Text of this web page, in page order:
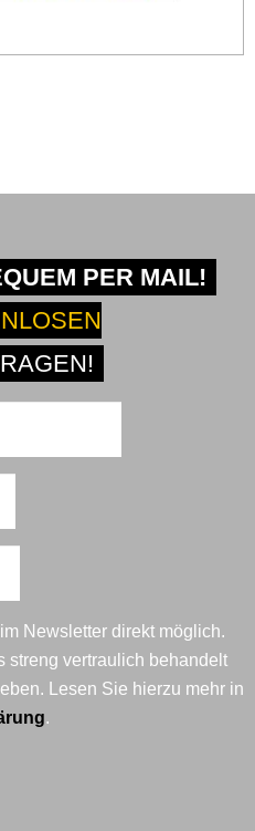
PER MAIL!
Newsletter direkt möglich.
streng vertraulich behandelt
Lesen Sie hierzu mehr in
.